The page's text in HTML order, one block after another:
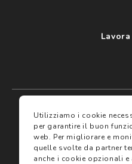
I miei preferiti
Assicurazioni
Utilizziamo i cookie
per garantire il buon
web. Per migliorare e
quelle svolte da partner
anche i cookie opzionali